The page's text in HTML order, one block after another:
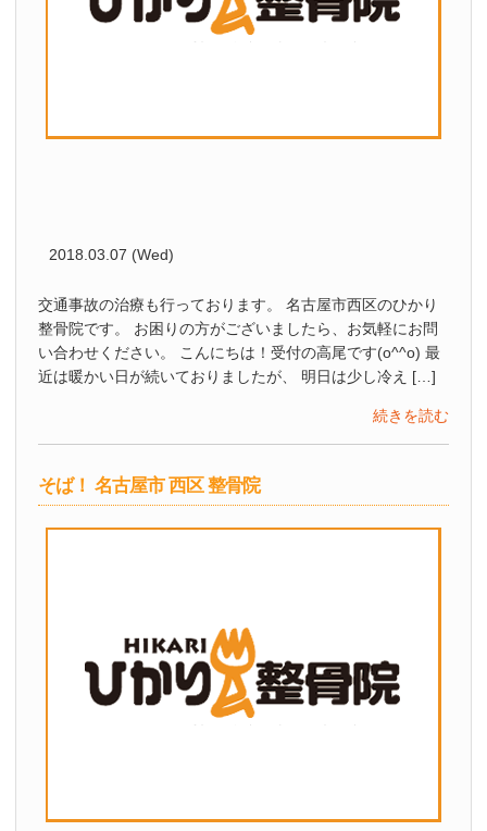
2018.03.07 (Wed)
交通事故の治療も行っております。 名古屋市西区のひかり
整骨院です。 お困りの方がございましたら、お気軽にお問
い合わせください。 こんにちは！受付の高尾です(o^^o) 最
近は暖かい日が続いておりましたが、 明日は少し冷え […]
続きを読む
そば！ 名古屋市 西区 整骨院